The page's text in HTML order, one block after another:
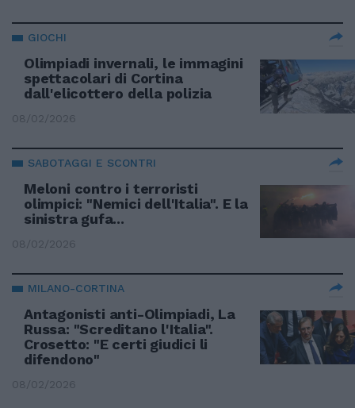
GIOCHI
Olimpiadi invernali, le immagini
spettacolari di Cortina
dall'elicottero della polizia
08/02/2026
SABOTAGGI E SCONTRI
Meloni contro i terroristi
olimpici: "Nemici dell'Italia". E la
sinistra gufa...
08/02/2026
MILANO-CORTINA
Antagonisti anti-Olimpiadi, La
Russa: "Screditano l'Italia".
Crosetto: "E certi giudici li
difendono"
08/02/2026